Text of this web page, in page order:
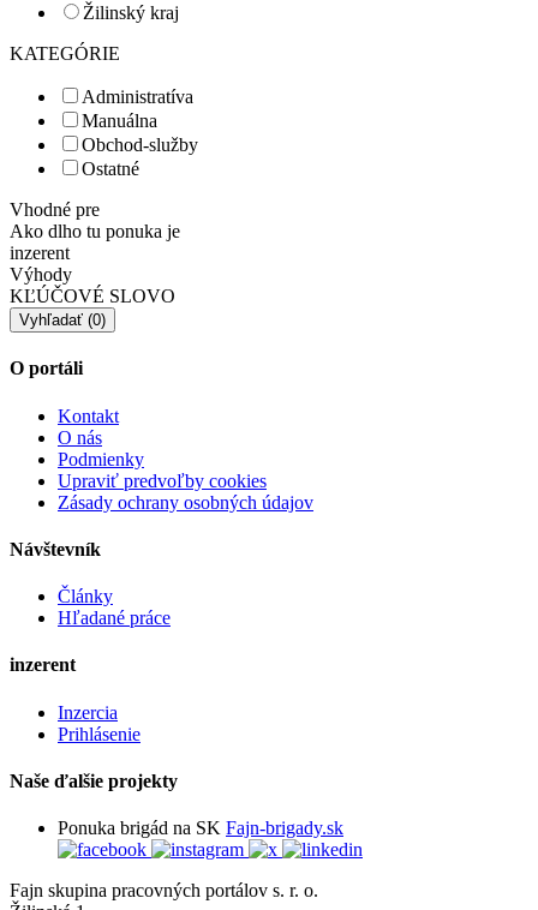
Žilinský kraj
KATEGÓRIE
Administratíva
Manuálna
Obchod-služby
Ostatné
Vhodné pre
Ako dlho tu ponuka je
inzerent
Výhody
KĽÚČOVÉ SLOVO
O portáli
Kontakt
O nás
Podmienky
Upraviť predvoľby cookies
Zásady ochrany osobných údajov
Návštevník
Články
Hľadané práce
inzerent
Inzercia
Prihlásenie
Naše ďalšie projekty
Ponuka brigád na SK Fajn-brigady.sk
Fajn skupina pracovných portálov s. r. o.